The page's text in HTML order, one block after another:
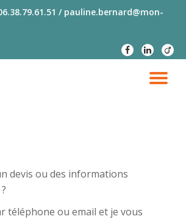
/ pauline.bernard@mon-
fa-
facebook
fa-
linkedin
fa-
devis ou des informations
téléphone ou email et je vous